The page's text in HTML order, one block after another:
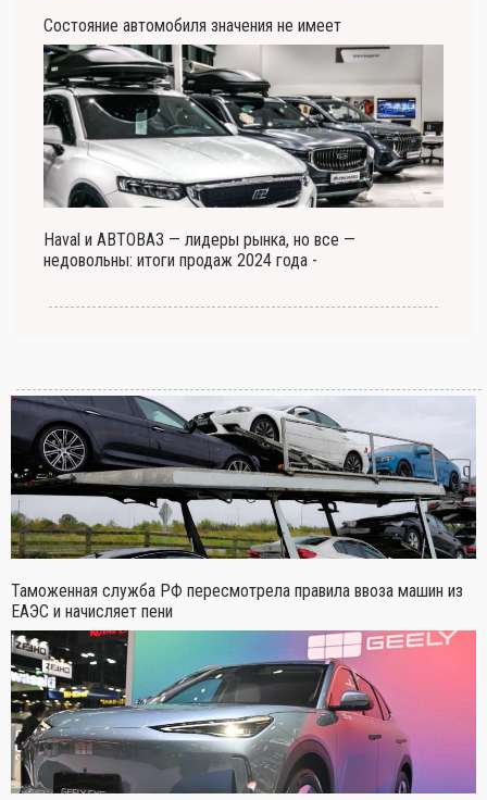
Состояние автомобиля значения не имеет
Haval и АВТОВАЗ — лидеры рынка, но все —
недовольны: итоги продаж 2024 года -
Таможенная служба РФ пересмотрела правила ввоза машин из
ЕАЭС и начисляет пени